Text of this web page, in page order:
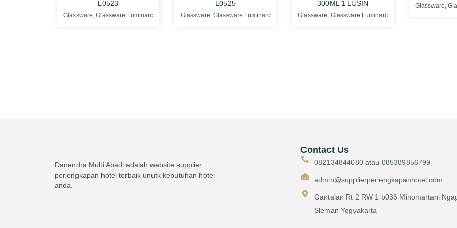
L0523
Glassware, Glassware Luminarc
L0525
Glassware, Glassware Luminarc
300ML 1 LUSIN
Glassware, Glassware Luminarc
Glassware,
Danendra Multi Abadi adalah website supplier
perlengkapan hotel terbaik unutk kebutuhan hotel
anda.
Contact Us
082134844080 atau 085389856799
admin@supplierperlengkapanhotel.com
Gantalan Rt 2 RW 1 b036 Minomartani
Sleman Yogyakarta